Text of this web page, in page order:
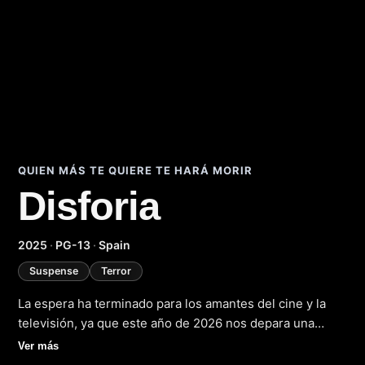
QUIEN MÁS TE QUIERE TE HARÁ MORIR
Disforia(2025)
2025 · PG-13 · Spain
Suspense Terror
La espera ha terminado para los amantes del cine y la
televisión, ya que este año de 2026 nos depara una
nueva entrega emocionante en forma de película y serie
Ver más